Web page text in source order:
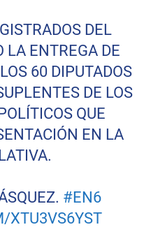
DEL
LA ENTREGA DE
60 DIPUTADOS
DE LOS
QUE
EN LA
#EN6
XTU3VS6YST